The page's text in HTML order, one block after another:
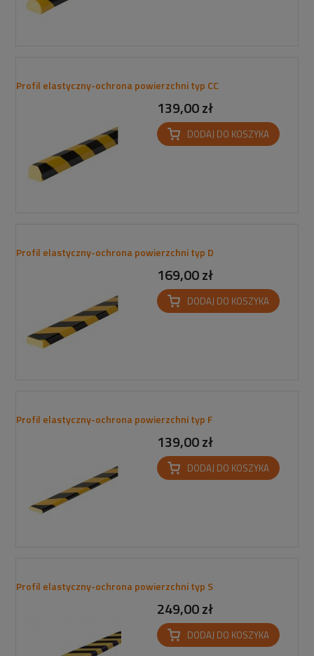
Profil elastyczny-ochrona powierzchni typ CC
139,00 zł
DODAJ DO KOSZYKA
Profil elastyczny-ochrona powierzchni typ D
169,00 zł
DODAJ DO KOSZYKA
Profil elastyczny-ochrona powierzchni typ F
139,00 zł
DODAJ DO KOSZYKA
Profil elastyczny-ochrona powierzchni typ S
249,00 zł
DODAJ DO KOSZYKA